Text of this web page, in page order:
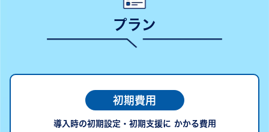
プラン
初期費用
導入時の初期設定・初期支援に かかる費用